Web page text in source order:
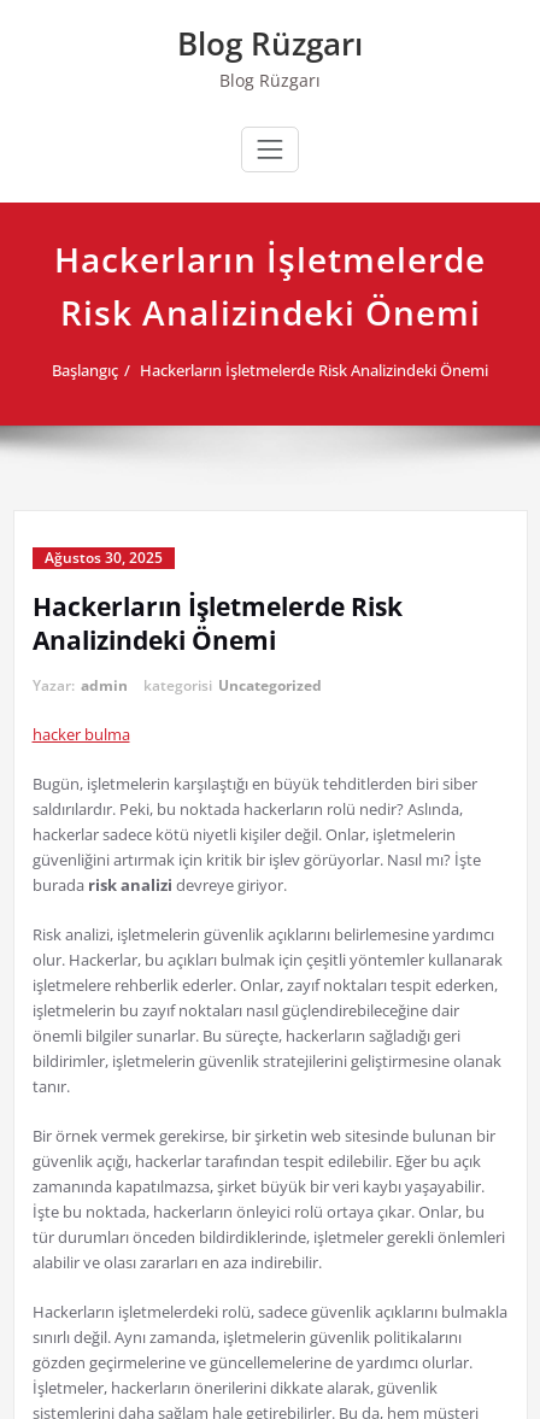
Blog Rüzgarı
Blog Rüzgarı
Hackerların İşletmelerde
Risk Analizindeki Önemi
Başlangıç Hackerların İşletmelerde Risk Analizindeki Önemi
Ağustos 30, 2025
Hackerların İşletmelerde Risk
Analizindeki Önemi
Yazar: admin kategorisi Uncategorized
hacker bulma
Bugün, işletmelerin karşılaştığı en büyük tehditlerden biri siber
saldırılardır. Peki, bu noktada hackerların rolü nedir? Aslında,
hackerlar sadece kötü niyetli kişiler değil. Onlar, işletmelerin
güvenliğini artırmak için kritik bir işlev görüyorlar. Nasıl mı? İşte
burada risk analizi devreye giriyor.
Risk analizi, işletmelerin güvenlik açıklarını belirlemesine yardımcı
olur. Hackerlar, bu açıkları bulmak için çeşitli yöntemler kullanarak
işletmelere rehberlik ederler. Onlar, zayıf noktaları tespit ederken,
işletmelerin bu zayıf noktaları nasıl güçlendirebileceğine dair
önemli bilgiler sunarlar. Bu süreçte, hackerların sağladığı geri
bildirimler, işletmelerin güvenlik stratejilerini geliştirmesine olanak
tanır.
Bir örnek vermek gerekirse, bir şirketin web sitesinde bulunan bir
güvenlik açığı, hackerlar tarafından tespit edilebilir. Eğer bu açık
zamanında kapatılmazsa, şirket büyük bir veri kaybı yaşayabilir.
İşte bu noktada, hackerların önleyici rolü ortaya çıkar. Onlar, bu
tür durumları önceden bildirdiklerinde, işletmeler gerekli önlemleri
alabilir ve olası zararları en aza indirebilir.
Hackerların işletmelerdeki rolü, sadece güvenlik açıklarını bulmakla
sınırlı değil. Aynı zamanda, işletmelerin güvenlik politikalarını
gözden geçirmelerine ve güncellemelerine de yardımcı olurlar.
İşletmeler, hackerların önerilerini dikkate alarak, güvenlik
sistemlerini daha sağlam hale getirebilirler. Bu da, hem müşteri